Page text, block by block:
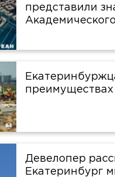
представили
Девелопер
Екатеринбург